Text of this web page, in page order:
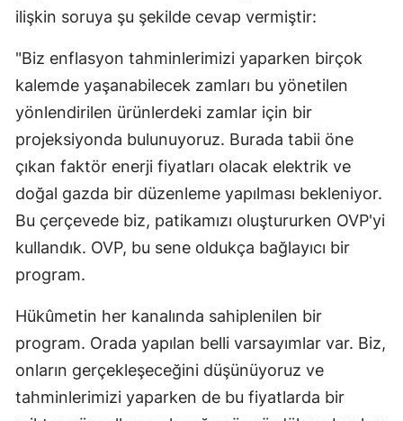
ilişkin soruya şu şekilde cevap vermiştir:
"Biz enflasyon tahminlerimizi yaparken birçok
kalemde yaşanabilecek zamları bu yönetilen
yönlendirilen ürünlerdeki zamlar için bir
projeksiyonda bulunuyoruz. Burada tabii öne
çıkan faktör enerji fiyatları olacak elektrik ve
doğal gazda bir düzenleme yapılması bekleniyor.
Bu çerçevede biz, patikamızı oluştururken OVP'yi
kullandık. OVP, bu sene oldukça bağlayıcı bir
program.
Hükûmetin her kanalında sahiplenilen bir
program. Orada yapılan belli varsayımlar var. Biz,
onların gerçekleşeceğini düşünüyoruz ve
tahminlerimizi yaparken de bu fiyatlarda bir